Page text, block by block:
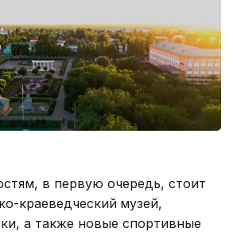
в первую очередь, стоит
краеведческий музей,
а также новые спортивные